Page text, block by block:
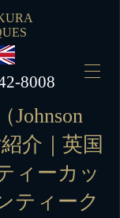
8008
Johnson
介｜英国
ィーカッ
ティーク